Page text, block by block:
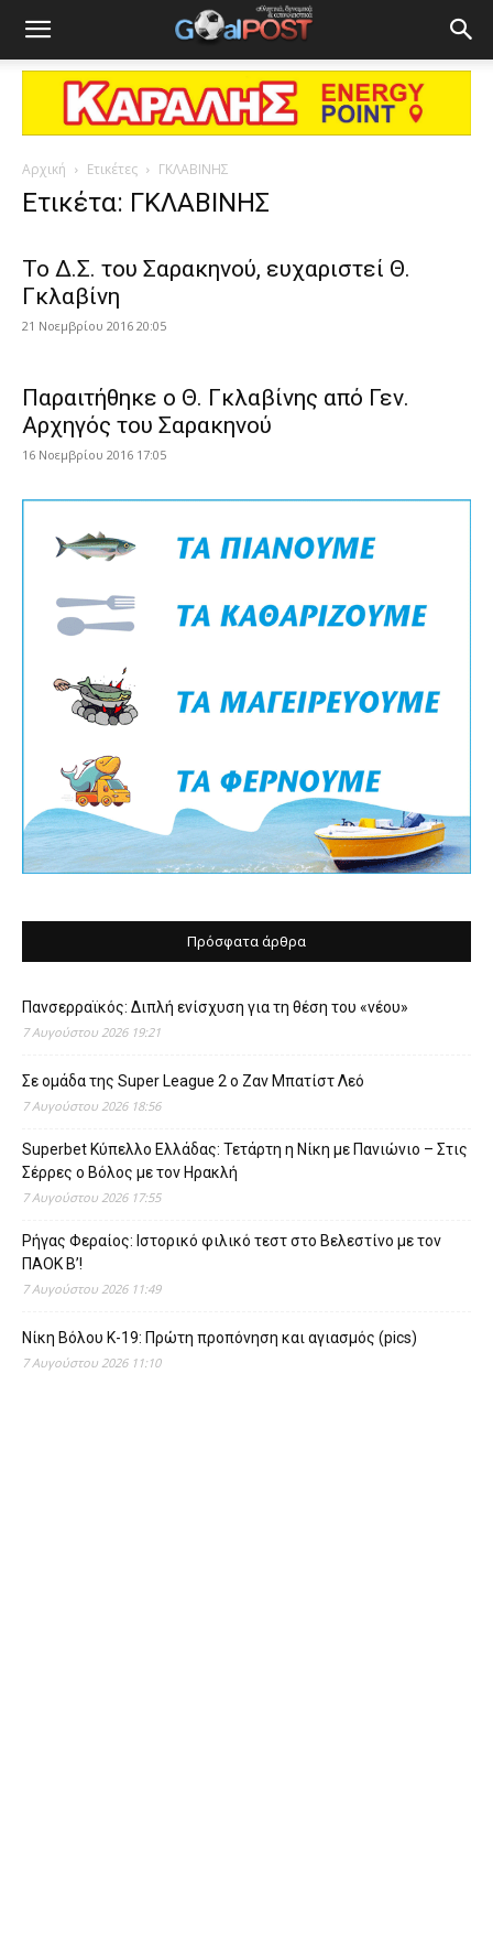
Αρχική Ετικέτες ΓΚΛΑΒΙΝΗΣ
Ετικέτα: ΓΚΛΑΒΙΝΗΣ
Το Δ.Σ. του Σαρακηνού, ευχαριστεί Θ.
Γκλαβίνη
21 Νοεμβρίου 2016 20:05
Παραιτήθηκε ο Θ. Γκλαβίνης από Γεν.
Αρχηγός του Σαρακηνού
16 Νοεμβρίου 2016 17:05
Πρόσφατα άρθρα
Πανσερραϊκός: Διπλή ενίσχυση για τη θέση του «νέου»
7 Αυγούστου 2026 19:21
Σε ομάδα της Super League 2 o Ζαν Μπατίστ Λεό
7 Αυγούστου 2026 18:56
Superbet Κύπελλο Ελλάδας: Τετάρτη η Νίκη με Πανιώνιο – Στις
Σέρρες ο Βόλος με τον Ηρακλή
7 Αυγούστου 2026 17:55
Ρήγας Φεραίος: Ιστορικό φιλικό τεστ στο Βελεστίνο με τον
ΠΑΟΚ Β’!
7 Αυγούστου 2026 11:49
Νίκη Βόλου Κ-19: Πρώτη προπόνηση και αγιασμός (pics)
7 Αυγούστου 2026 11:10